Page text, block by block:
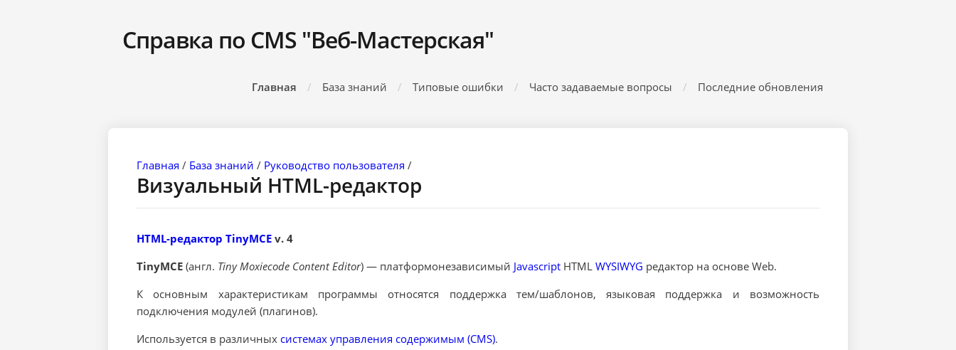
Справка по CMS "Веб-Мастерская"
Главная База знаний Типовые ошибки Часто задаваемые вопросы Последние обновления
Главная / База знаний / Руководство пользователя /
Визуальный HTML-редактор
HTML-редактор TinyMCE v. 4
TinyMCE (англ. Tiny Moxiecode Content Editor) — платформонезависимый Javascript HTML WYSIWYG редактор на основе Web.
К основным характеристикам программы относятся поддержка тем/шаблонов, языковая поддержка и возможность
подключения модулей (плагинов).
Используется в различных системах управления содержимым (CMS).